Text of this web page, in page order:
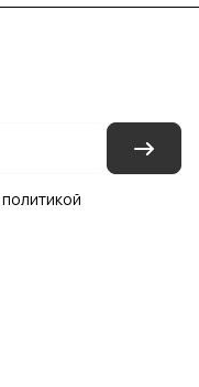
политикой